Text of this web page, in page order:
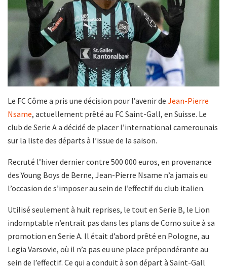
Le FC Côme a pris une décision pour l’avenir de Jean-Pierre
Nsame, actuellement prêté au FC Saint-Gall, en Suisse. Le
club de Serie A a décidé de placer l’international camerounais
sur la liste des départs à l’issue de la saison.
Recruté l’hiver dernier contre 500 000 euros, en provenance
des Young Boys de Berne, Jean-Pierre Nsame n’a jamais eu
l’occasion de s’imposer au sein de l’effectif du club italien.
Utilisé seulement à huit reprises, le tout en Serie B, le Lion
indomptable n’entrait pas dans les plans de Como suite à sa
promotion en Serie A. Il était d’abord prêté en Pologne, au
Legia Varsovie, où il n’a pas eu une place prépondérante au
sein de l’effectif. Ce qui a conduit à son départ à Saint-Gall